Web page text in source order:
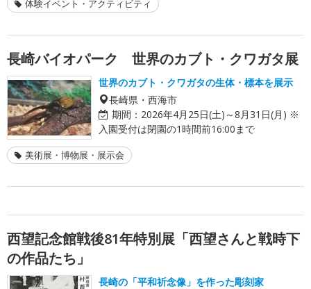
体験イベント・アクティビティ
長崎バイオパーク 世界のカブト・クワガタ展
世界のカブト・クワガタの生体・標本を展示
長崎県・西海市
期間： 2026年4月25日(土)～8月31日(月) ※
入園受付は閉園の1時間前16:00まで
美術展・博物展・展示会
西望記念館戦後81年特別展「西望さんと戦時下
の作品たち」
長崎の「平和祈念像」を作った彫刻家